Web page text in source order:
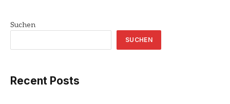
Suchen
SUCHEN
Recent Posts